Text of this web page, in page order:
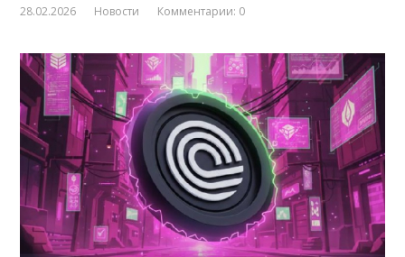
28.02.2026 Новости Комментарии: 0